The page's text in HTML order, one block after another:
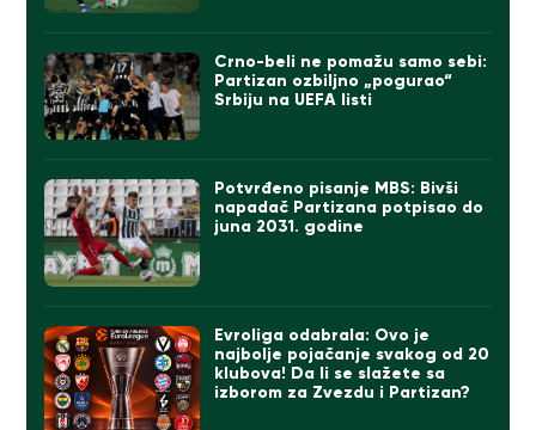
Crno-beli ne pomažu samo sebi:
Partizan ozbiljno „pogurao“
Srbiju na UEFA listi
Potvrđeno pisanje MBS: Bivši
napadač Partizana potpisao do
juna 2031. godine
Evroliga odabrala: Ovo je
najbolje pojačanje svakog od 20
klubova! Da li se slažete sa
izborom za Zvezdu i Partizan?